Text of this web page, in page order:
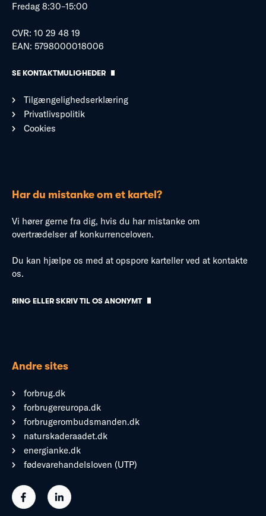
Fredag 8:30–15:00
CVR: 10 29 48 19
EAN: 5798000018006
SE KONTAKTMULIGHEDER
Tilgængelighedserklæring
Privatlivspolitik
Cookies
Har du mistanke om et kartel?
Vi hører gerne fra dig, hvis du har mistanke om
overtrædelser af konkurrenceloven.
Du kan hjælpe os med at opspore karteller ved at kontakte
os.
RING ELLER SKRIV TIL OS ANONYMT
Andre sites
forbrug.dk
forbrugereuropa.dk
forbrugerombudsmanden.dk
naturskaderaadet.dk
energianke.dk
fødevarehandelsloven (UTP)